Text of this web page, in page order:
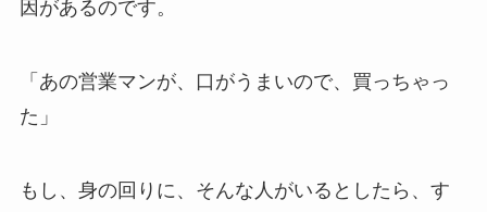
因があるのです。
「あの営業マンが、口がうまいので、買っちゃっ
た」
もし、身の回りに、そんな人がいるとしたら、す